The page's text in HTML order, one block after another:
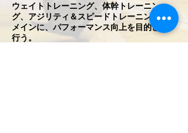
ウェイトトレーニング、体幹トレーニン
グ、アジリティ＆スピードトレーニングを
メインに、パフォーマンス向上を目的とし
行う。